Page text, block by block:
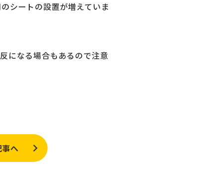
シートの設置が増えていま
になる場合もあるので注意
へ